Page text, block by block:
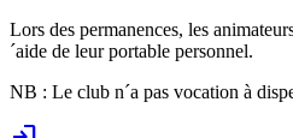
Lors des permanences, les
´aide de leur portable personnel.
NB : Le club n´a pas vocation à